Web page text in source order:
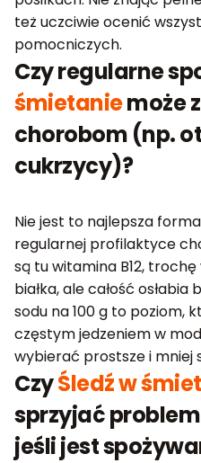
też uczciwie ocenić
pomocniczych.
Czy regularne
śmietaniemoże
chorobom (np.
cukrzycy)?
Nie jest to najlepsza
regularnej profilaktyce
są tu witamina B12,
białka, ale całość osłabia
sodu na 100 g to poziom,
częstym jedzeniem w
wybierać prostsze i mniej
CzyŚledź w
sprzyjać
jeśli jest